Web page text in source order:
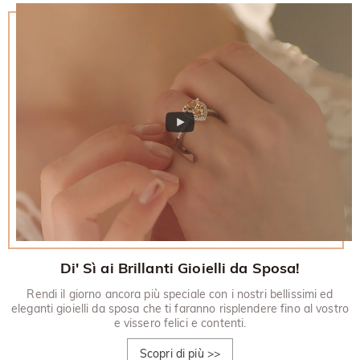
Di' Sì ai Brillanti Gioielli da Sposa!
Rendi il giorno ancora più speciale con i nostri bellissimi ed
eleganti gioielli da sposa che ti faranno risplendere fino al vostro
e vissero felici e contenti.
Scopri di più >>